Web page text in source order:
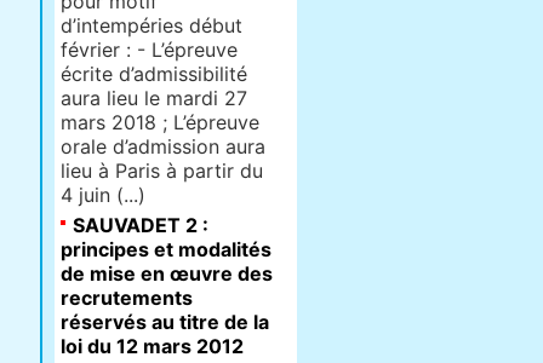
d’intempéries début
février : - L’épreuve
écrite d’admissibilité
aura lieu le mardi 27
mars 2018 ; L’épreuve
orale d’admission aura
lieu à Paris à partir du
4 juin (...)
SAUVADET 2 :
principes et modalités
de mise en œuvre des
recrutements
réservés au titre de la
loi du 12 mars 2012